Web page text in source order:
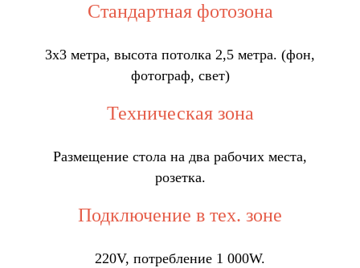
Стандартная фотозона
3х3 метра, высота потолка 2,5 метра. (фон,
фотограф, свет)
Техническая зона
Размещение стола на два рабочих места,
розетка.
Подключение в тех. зоне
220V, потребление 1 000W.